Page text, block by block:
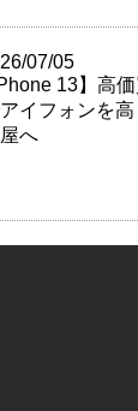
07/05
13】高
アイフォンを
へ